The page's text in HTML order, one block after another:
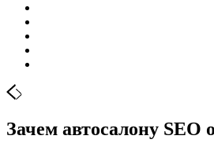
Зачем автосалону SЕО